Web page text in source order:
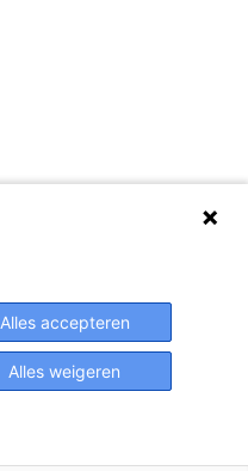
Alles accepteren
Alles weigeren